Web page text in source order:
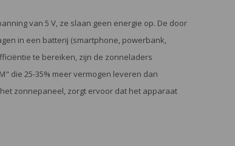
van 5 V, ze slaan geen energie op. De door
in een batterij (smartphone, powerbank,
te bereiken, zijn de zonneladers
die 25-35% meer vermogen leveren dan
zonnepaneel, zorgt ervoor dat het apparaat